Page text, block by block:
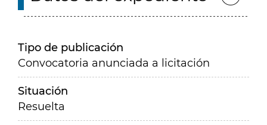
Tipo de publicación
Convocatoria anunciada a licitación
Situación
Resuelta